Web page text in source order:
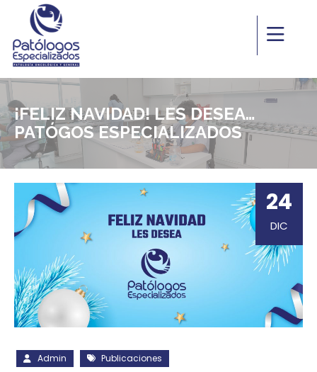
¡FELIZ NAVIDAD! LES DESEA…
PATÓGOS ESPECIALIZADOS
24
DIC
Admin
Publicaciones